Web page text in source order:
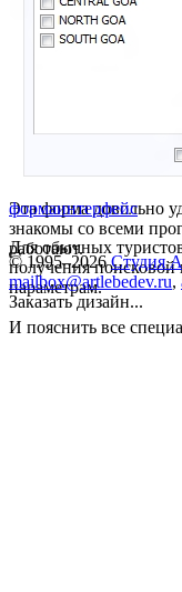
Эта форма довольно
знакомы со всеми
работают.
Для обычных
получения
параметрам.
И пояснить все
формаинтерфейс
© 1995–2026 Студия
mailbox@artlebedev.ru,
Заказать дизайн...